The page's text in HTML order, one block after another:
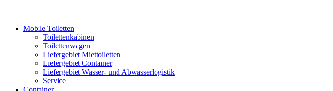
Mobile Toiletten
Toilettenkabinen
Toilettenwagen
Liefergebiet Miettoiletten
Liefergebiet Container
Liefergebiet Wasser- und Abwasserlogistik
Service
Container